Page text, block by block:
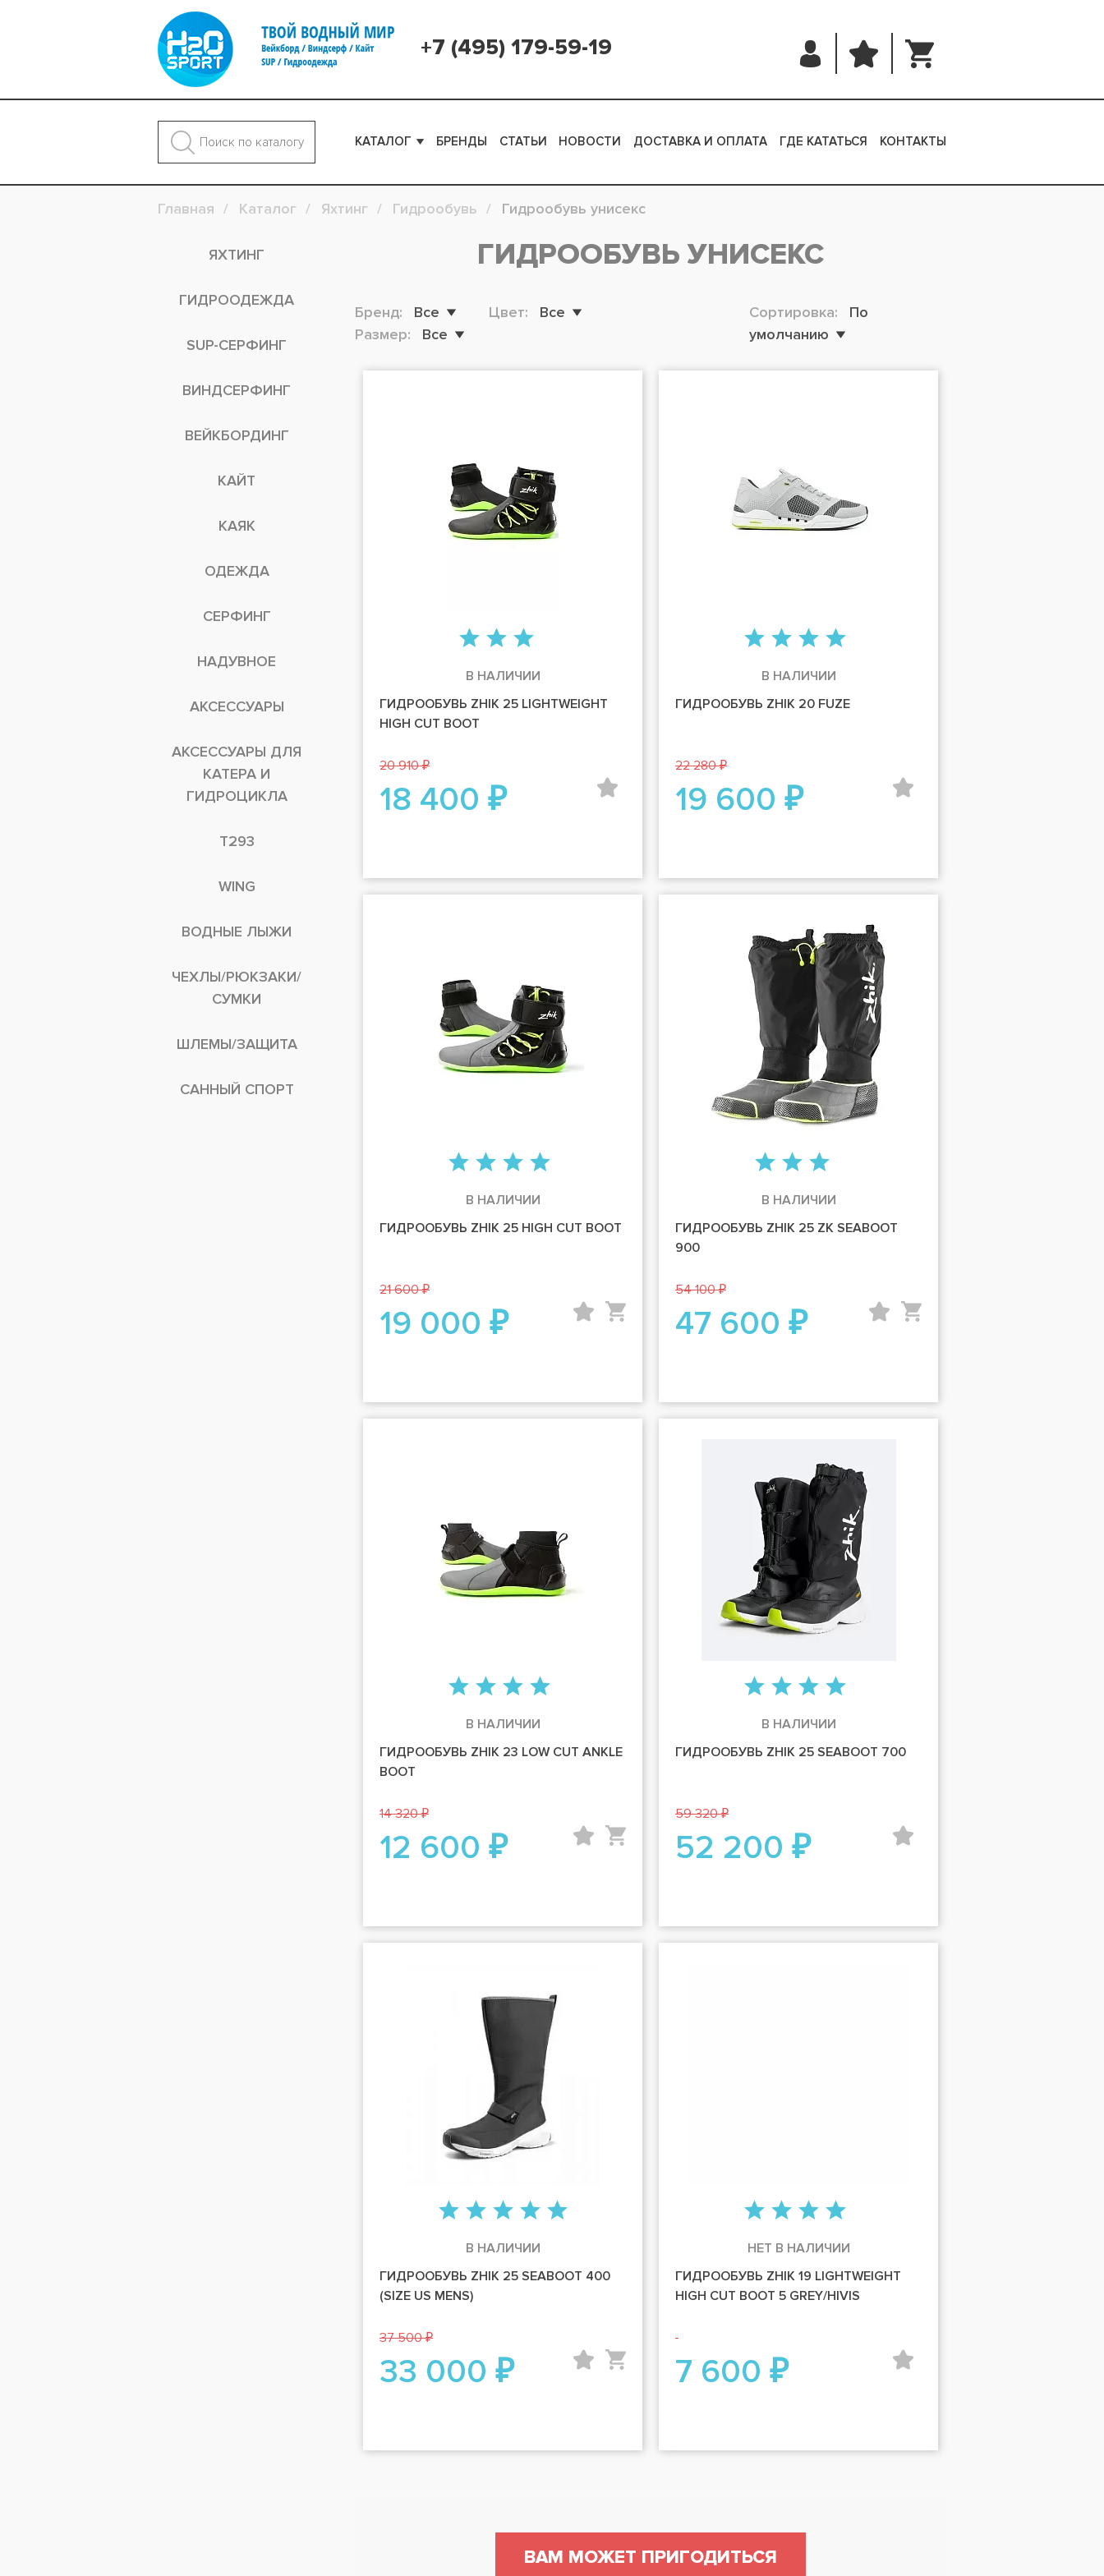
+7 (495) 179-59-19
КАТАЛОГ БРЕНДЫ СТАТЬИ НОВОСТИ ДОСТАВКА И ОПЛАТА ГДЕ КАТАТЬСЯ КОНТАКТЫ
Главная Каталог Яхтинг Гидрообувь Гидрообувь унисекс
ЯХТИНГ
ГИДРООДЕЖДА
SUP-СЕРФИНГ
ВИНДСЕРФИНГ
ВЕЙКБОРДИНГ
КАЙТ
КАЯК
ОДЕЖДА
СЕРФИНГ
НАДУВНОЕ
АКСЕССУАРЫ
АКСЕССУАРЫ ДЛЯ
КАТЕРА И
ГИДРОЦИКЛА
T293
WING
ВОДНЫЕ ЛЫЖИ
ЧЕХЛЫ/РЮКЗАКИ/
СУМКИ
ШЛЕМЫ/ЗАЩИТА
САННЫЙ СПОРТ
ГИДРООБУВЬ УНИСЕКС
Бренд: Все Цвет:
Все
Размер:
Все
Сортировка:
По
умолчанию
В НАЛИЧИИ
ГИДРООБУВЬ ZHIK 25 LIGHTWEIGHT
HIGH CUT BOOT
20 910 ₽
18 400 ₽
В НАЛИЧИИ
ГИДРООБУВЬ ZHIK 20 FUZE
22 280 ₽
19 600 ₽
В НАЛИЧИИ
ГИДРООБУВЬ ZHIK 25 HIGH CUT BOOT
21 600 ₽
19 000 ₽
В НАЛИЧИИ
ГИДРООБУВЬ ZHIK 25 ZK SEABOOT
900
54 100 ₽
47 600 ₽
В НАЛИЧИИ
ГИДРООБУВЬ ZHIK 23 LOW CUT ANKLE
BOOT
14 320 ₽
12 600 ₽
В НАЛИЧИИ
ГИДРООБУВЬ ZHIK 25 SEABOOT 700
59 320 ₽
52 200 ₽
В НАЛИЧИИ
ГИДРООБУВЬ ZHIK 25 SEABOOT 400
(SIZE US MENS)
37 500 ₽
33 000 ₽
НЕТ В НАЛИЧИИ
ГИДРООБУВЬ ZHIK 19 LIGHTWEIGHT
HIGH CUT BOOT 5 GREY/HIVIS
7 600 ₽
ВАМ МОЖЕТ ПРИГОДИТЬСЯ